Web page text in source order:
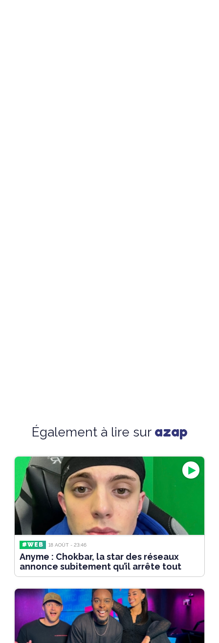
Également à lire sur azap
#WEB 18 AOÛT - 23:46
Anyme : Chokbar, la star des réseaux
annonce subitement qu’il arrête tout